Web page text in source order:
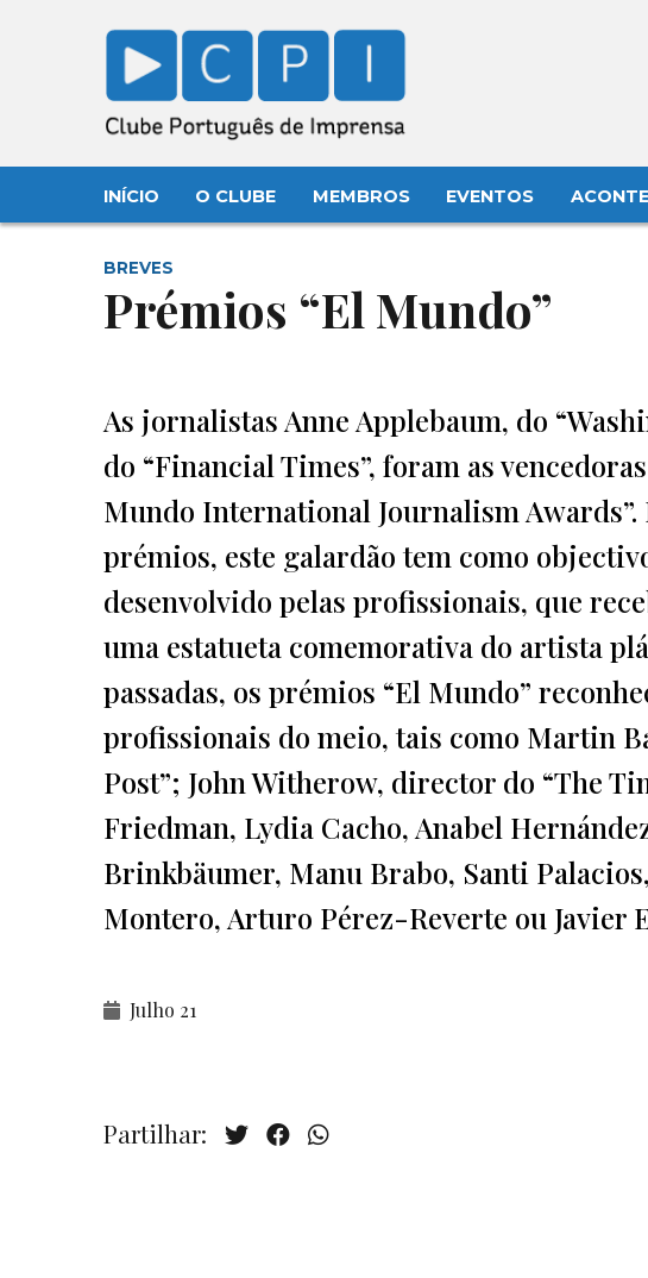
INÍCIO O CLUBE MEMBROS EVENTOS
BREVES
Prémios “El Mundo”
As jornalistas Anne Applebaum, do
do “Financial Times”, foram as
Mundo International Journalism
prémios, este galardão tem como
desenvolvido pelas profissionais, que
uma estatueta comemorativa do artista
passadas, os prémios “El Mundo”
profissionais do meio, tais como Martin
Post”; John Witherow, director do “The
Friedman, Lydia Cacho, Anabel
Brinkbäumer, Manu Brabo, Santi
Montero, Arturo Pérez-Reverte ou Javier
Julho 21
Partilhar: